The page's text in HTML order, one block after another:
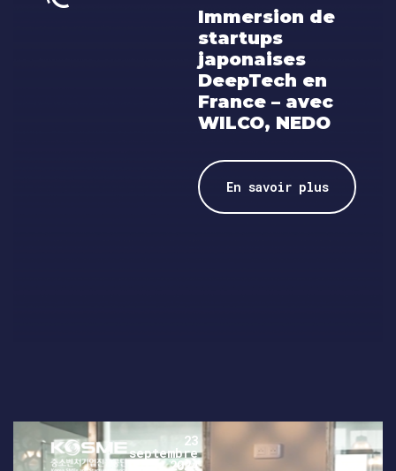
Immersion de
startups
japonaises
DeepTech en
France – avec
WILCO, NEDO
En savoir plus
23
septembre
2024